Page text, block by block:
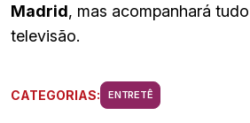
Madrid, mas acompanhará
televisão.
CATEGORIAS: ENTRETÊ